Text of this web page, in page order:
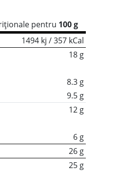
pentru 100 g
1494 kj / 357 kCal
18 g
8.3 g
9.5 g
12 g
6 g
26 g
25 g